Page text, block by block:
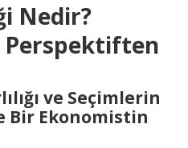
Nedir?
Perspektiften
ve Seçimlerin
Bir Ekonomistin